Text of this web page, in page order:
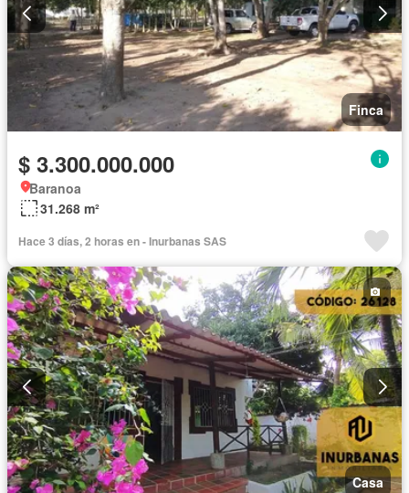
Finca
$ 3.300.000.000
Baranoa
31.268 m²
Hace 3 días, 2 horas en - Inurbanas SAS
Casa